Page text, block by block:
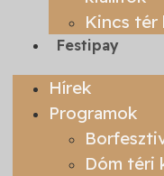
Kincs tér
Festipay
Hírek
Programok
Dóm téri